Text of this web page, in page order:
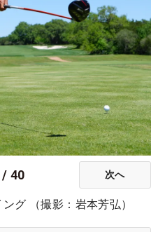
/ 40 次へ
グ （撮影：岩本芳弘）